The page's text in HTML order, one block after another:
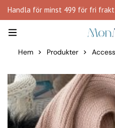
Handla för minst 499 för fri frakt
Hem Produkter